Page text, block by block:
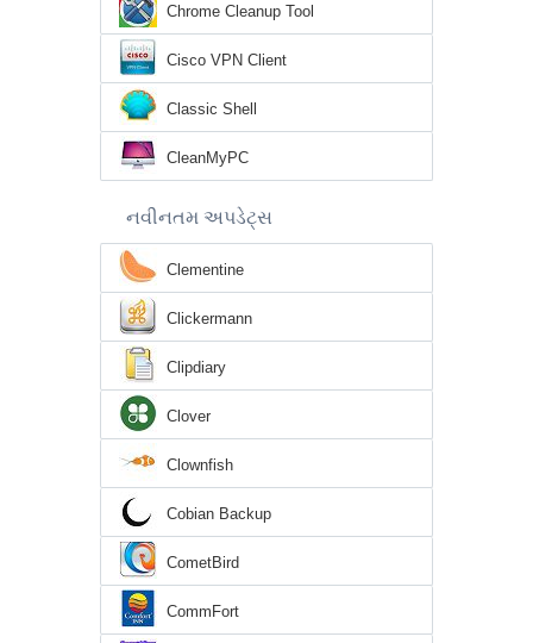
Chrome Cleanup Tool
Cisco VPN Client
Classic Shell
CleanMyPC
નવીનતમ અપડેટ્સ
Clementine
Clickermann
Clipdiary
Clover
Clownfish
Cobian Backup
CometBird
CommFort